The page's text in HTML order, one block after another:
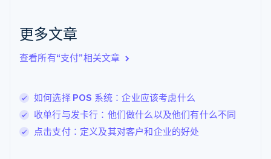
更多文章
查看所有“支付”相关文章
如何选择 POS 系统：企业应该考虑什么
收单行与发卡行：他们做什么以及他们有什么不同
点击支付：定义及其对客户和企业的好处
English
English
卢森堡
罗马尼亚
English